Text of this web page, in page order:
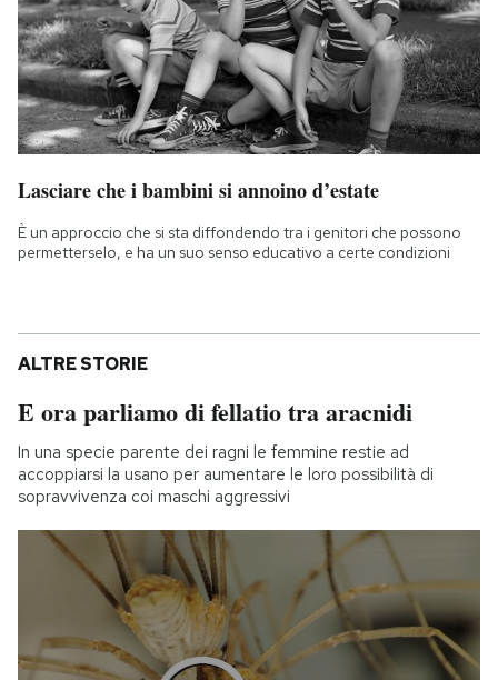
Lasciare che i bambini si annoino d’estate
È un approccio che si sta diffondendo tra i genitori che possono
permetterselo, e ha un suo senso educativo a certe condizioni
ALTRE STORIE
E ora parliamo di fellatio tra aracnidi
In una specie parente dei ragni le femmine restie ad
accoppiarsi la usano per aumentare le loro possibilità di
sopravvivenza coi maschi aggressivi